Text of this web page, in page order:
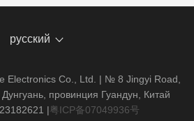
русский
Electronics Co., Ltd. | № 8 Jingyi Road,
провинция Гуандун, Китай
|粤ICP备07049936号